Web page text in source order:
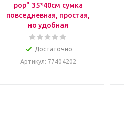
pop" 35*40см сумка
повседневная, простая,
но удобная
Достаточно
Артикул: 77404202